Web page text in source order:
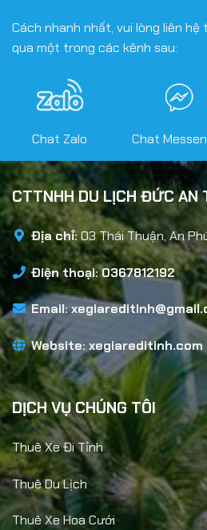
Cách nhanh nhất, vui lòng liên
qua một trong các kênh sau:
Chat Zalo Chat
CTTNHH DU LỊCH ĐỨC AN
Địa chỉ:03 Thái Thuận, An
Điện thoại: 0367812192
Email:
Website: xegiareditinh.com
DỊCH VỤ CHÚNG TÔI
Thuê Xe Đi Tỉnh
Thuê Du Lịch
Thuê Xe Hoa Cưới